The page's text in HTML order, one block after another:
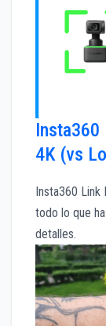
Insta360
4K (vs
Insta360 Link
todo lo que
detalles.